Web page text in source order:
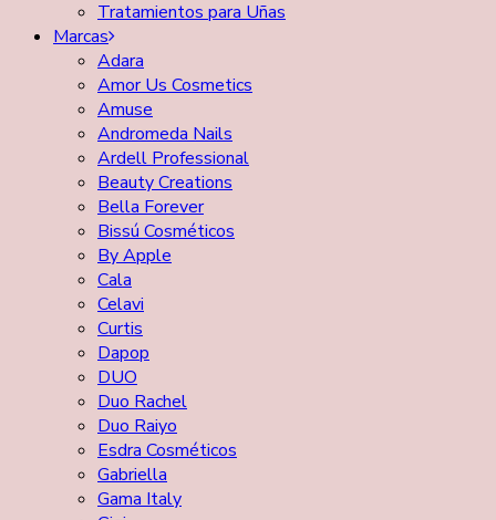
Tratamientos para Uñas
Marcas
Adara
Amor Us Cosmetics
Amuse
Andromeda Nails
Ardell Professional
Beauty Creations
Bella Forever
Bissú Cosméticos
By Apple
Cala
Celavi
Curtis
Dapop
DUO
Duo Rachel
Duo Raiyo
Esdra Cosméticos
Gabriella
Gama Italy